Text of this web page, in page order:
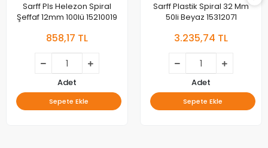
Sarff Pls Helezon Spiral
Şeffaf 12mm 100lü 15210019
858,17 TL
Adet
Sepete Ekle
Sarff Plastik Spiral 32 Mm
50li Beyaz 15312071
3.235,74 TL
Adet
Sepete Ekle